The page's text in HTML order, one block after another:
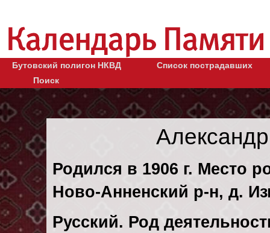
Бутовский полигон НКВД
Список пострадавших
Поиск
Родился в 1906 г. Место
Ново-Анненский р-н, д.
Русский. Род